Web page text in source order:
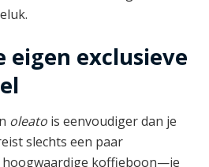
eigen exclusieve
oleato is eenvoudiger dan je
slechts een paar
hoogwaardige koffieboon—je